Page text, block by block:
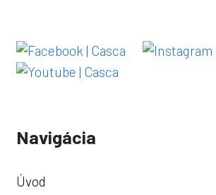
Navigácia
Úvod